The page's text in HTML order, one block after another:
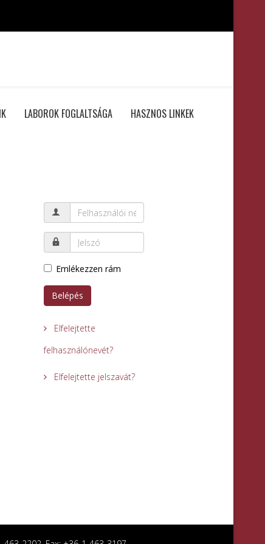
LABOROK FOGLALTSÁGA HASZNOS LINKEK
Emlékezzen rám
Belépés
Elfelejtette
felhasználónevét?
Elfelejtette jelszavát?